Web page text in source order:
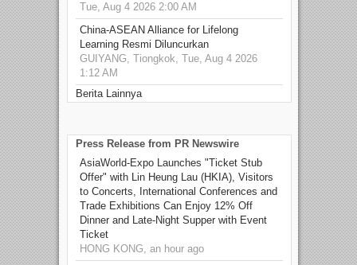
Tue, Aug 4 2026 2:00 AM
China-ASEAN Alliance for Lifelong
Learning Resmi Diluncurkan
GUIYANG, Tiongkok, Tue, Aug 4 2026
1:12 AM
Berita Lainnya
Press Release from PR Newswire
AsiaWorld-Expo Launches "Ticket Stub
Offer" with Lin Heung Lau (HKIA), Visitors
to Concerts, International Conferences and
Trade Exhibitions Can Enjoy 12% Off
Dinner and Late-Night Supper with Event
Ticket
HONG KONG, an hour ago